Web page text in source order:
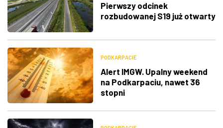
Pierwszy odcinek
rozbudowanej S19 już otwarty
PODKARPACIE
Alert IMGW. Upalny weekend
na Podkarpaciu, nawet 36
stopni